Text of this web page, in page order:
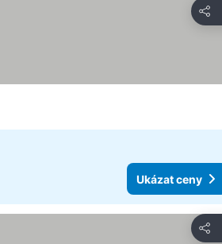
Sdílet
Ukázat ceny
Sdílet